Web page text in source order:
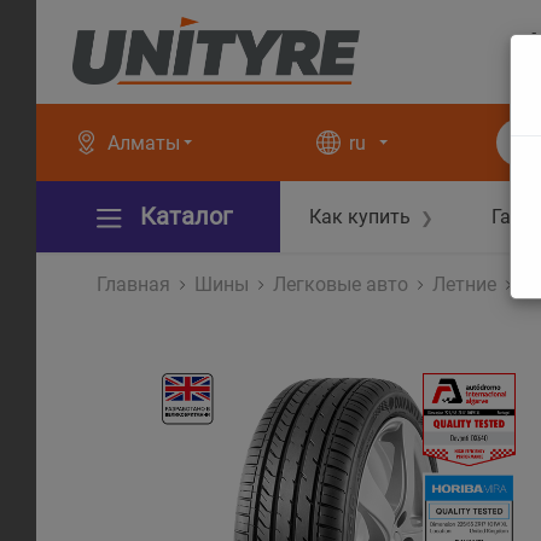
Алматы ru
Каталог Как купить ❯
Главная Шины Легковые авто Летние